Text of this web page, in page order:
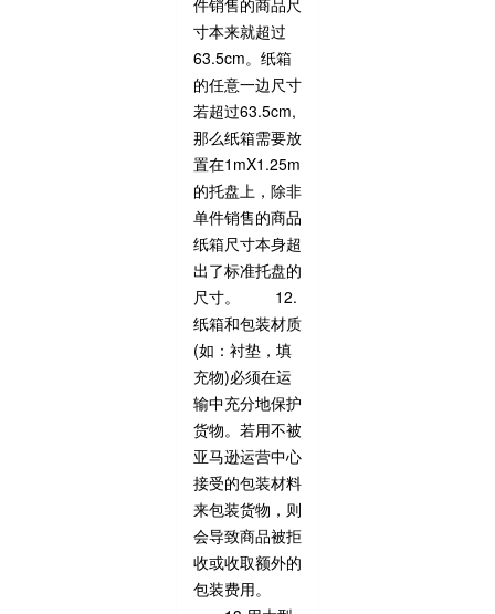
件销售的商品尺
寸本来就超过
63.5cm。纸箱
的任意一边尺寸
若超过63.5cm,
那么纸箱需要放
置在1mX1.25m
的托盘上，除非
单件销售的商品
纸箱尺寸本身超
出了标准托盘的
尺寸。 12.
纸箱和包装材质
(如：衬垫，填
充物)必须在运
输中充分地保护
货物。若用不被
亚马逊运营中心
接受的包装材料
来包装货物，则
会导致商品被拒
收或收取额外的
包装费用。